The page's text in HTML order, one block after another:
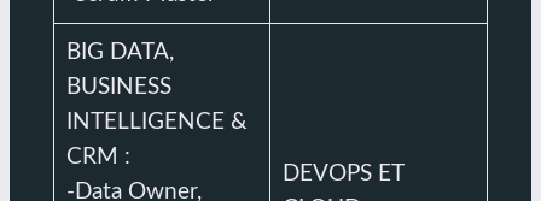
BIG DATA,
BUSINESS
INTELLIGENCE &
CRM :
-Data Owner,
DEVOPS ET